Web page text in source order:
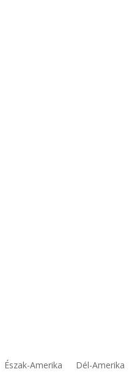
Észak-Amerika Dél-Amerika